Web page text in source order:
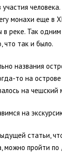
монахи еще в
в реке. Так
что так и было.
названия
то на острове
на
на
статьи,
можно пройти